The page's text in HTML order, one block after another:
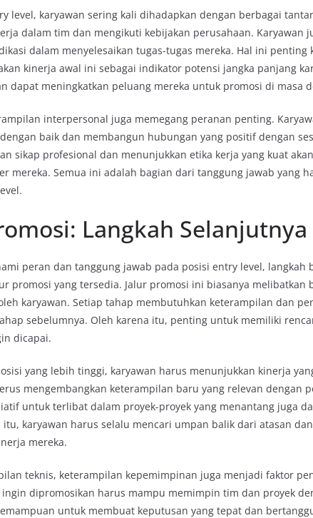
level, karyawan sering kali dihadapkan dengan berbagai
dalam tim dan mengikuti kebijakan perusahaan. Karyawan
dalam menyelesaikan tugas-tugas mereka. Hal ini penting
kinerja awal ini sebagai indikator potensi jangka panjang
dapat meningkatkan peluang mereka untuk promosi di masa
interpersonal juga memegang peranan penting.
baik dan membangun hubungan yang positif dengan
sikap profesional dan menunjukkan etika kerja yang kuat
mereka. Semua ini adalah bagian dari tanggung jawab yang
Langkah
peran dan tanggung jawab pada posisi entry level, langkah
promosi yang tersedia. Jalur promosi ini biasanya melibatkan
karyawan. Setiap tahap membutuhkan keterampilan dan
sebelumnya. Oleh karena itu, penting untuk memiliki
dicapai.
yang lebih tinggi, karyawan harus menunjukkan kinerja
mengembangkan keterampilan baru yang relevan dengan
untuk terlibat dalam proyek-proyek yang menantang juga
itu, karyawan harus selalu mencari umpan balik dari atasan
mereka.
teknis, keterampilan kepemimpinan juga menjadi faktor
ingin dipromosikan harus mampu memimpin tim dan proyek
untuk membuat keputusan yang tepat dan